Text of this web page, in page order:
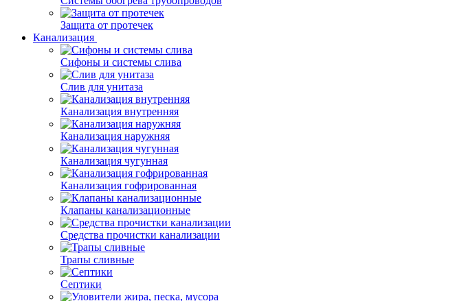
Защита от протечек
Канализация
Сифоны и системы слива
Слив для унитаза
Канализация внутренняя
Канализация наружняя
Канализация чугунная
Канализация гофрированная
Клапаны канализационные
Средства прочистки канализации
Трапы сливные
Септики